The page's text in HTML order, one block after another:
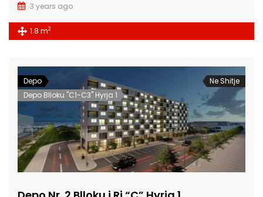
3 years ago
1.8 m2
Depo
Depo Blloku "C1-C3" Hyrja 1
Ne Shitje